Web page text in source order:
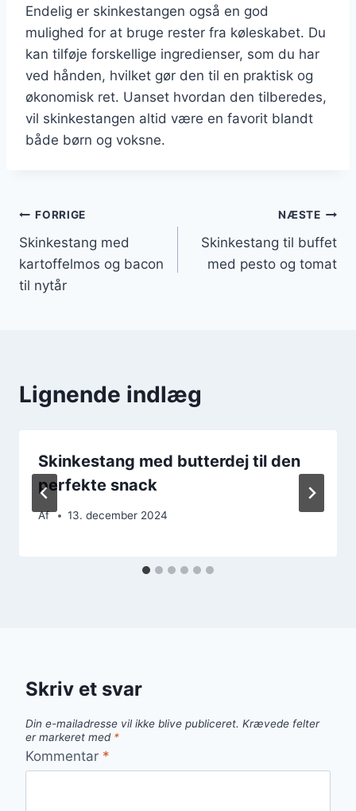
Endelig er skinkestangen også en god
mulighed for at bruge rester fra køleskabet. Du
kan tilføje forskellige ingredienser, som du har
ved hånden, hvilket gør den til en praktisk og
økonomisk ret. Uanset hvordan den tilberedes,
vil skinkestangen altid være en favorit blandt
både børn og voksne.
Indlægsnavigation
FORRIGE
Skinkestang med
kartoffelmos og bacon
til nytår
NÆSTE
Skinkestang til buffet
med pesto og tomat
Lignende indlæg
Skinkestang med butterdej til den
perfekte snack
Af 13. december 2024
Skriv et svar
Din e-mailadresse vil ikke blive publiceret. Krævede felter
er markeret med *
Kommentar *